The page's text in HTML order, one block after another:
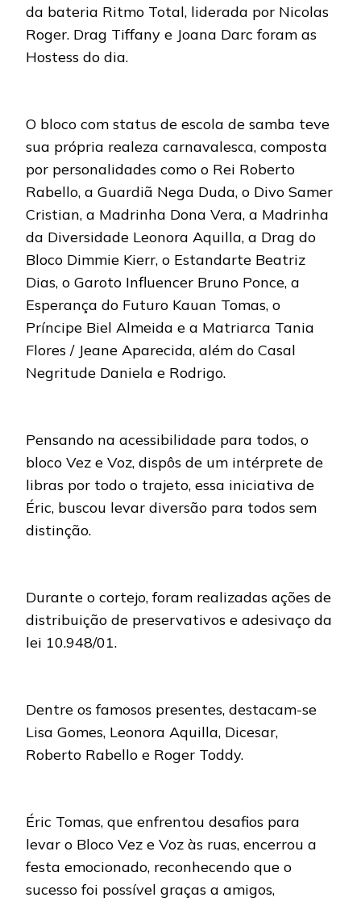
da bateria Ritmo Total, liderada por Nicolas
Roger. Drag Tiffany e Joana Darc foram as
Hostess do dia.
O bloco com status de escola de samba teve
sua própria realeza carnavalesca, composta
por personalidades como o Rei Roberto
Rabello, a Guardiã Nega Duda, o Divo Samer
Cristian, a Madrinha Dona Vera, a Madrinha
da Diversidade Leonora Aquilla, a Drag do
Bloco Dimmie Kierr, o Estandarte Beatriz
Dias, o Garoto Influencer Bruno Ponce, a
Esperança do Futuro Kauan Tomas, o
Príncipe Biel Almeida e a Matriarca Tania
Flores / Jeane Aparecida, além do Casal
Negritude Daniela e Rodrigo.
Pensando na acessibilidade para todos, o
bloco Vez e Voz, dispôs de um intérprete de
libras por todo o trajeto, essa iniciativa de
Éric, buscou levar diversão para todos sem
distinção.
Durante o cortejo, foram realizadas ações de
distribuição de preservativos e adesivaço da
lei 10.948/01.
Dentre os famosos presentes, destacam-se
Lisa Gomes, Leonora Aquilla, Dicesar,
Roberto Rabello e Roger Toddy.
Éric Tomas, que enfrentou desafios para
levar o Bloco Vez e Voz às ruas, encerrou a
festa emocionado, reconhecendo que o
sucesso foi possível graças a amigos,